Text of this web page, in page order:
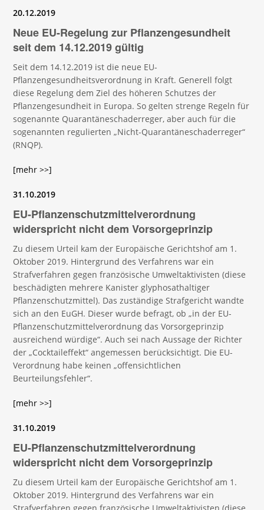
20.12.2019
Neue EU-Regelung zur Pflanzengesundheit
seit dem 14.12.2019 gültig
Seit dem 14.12.2019 ist die neue EU-
Pflanzengesundheitsverordnung in Kraft. Generell folgt
diese Regelung dem Ziel des höheren Schutzes der
Pflanzengesundheit in Europa. So gelten strenge Regeln für
sogenannte Quarantäneschaderreger, aber auch für die
sogenannten regulierten „Nicht-Quarantäneschaderreger“
(RNQP).
[mehr >>]
31.10.2019
EU-Pflanzenschutzmittelverordnung
widerspricht nicht dem Vorsorgeprinzip
Zu diesem Urteil kam der Europäische Gerichtshof am 1.
Oktober 2019. Hintergrund des Verfahrens war ein
Strafverfahren gegen französische Umweltaktivisten (diese
beschädigten mehrere Kanister glyphosathaltiger
Pflanzenschutzmittel). Das zuständige Strafgericht wandte
sich an den EuGH. Dieser wurde befragt, ob „in der EU-
Pflanzenschutzmittelverordnung das Vorsorgeprinzip
ausreichend würdige“. Auch sei nach Aussage der Richter
der „Cocktaileffekt“ angemessen berücksichtigt. Die EU-
Verordnung habe keinen „offensichtlichen
Beurteilungsfehler“.
[mehr >>]
31.10.2019
EU-Pflanzenschutzmittelverordnung
widerspricht nicht dem Vorsorgeprinzip
Zu diesem Urteil kam der Europäische Gerichtshof am 1.
Oktober 2019. Hintergrund des Verfahrens war ein